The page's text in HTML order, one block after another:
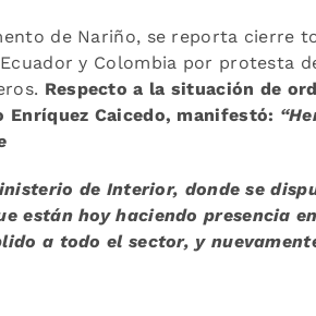
de Nariño, se reporta cierre
y Colombia por protesta
Respecto a la situación de
Enríquez Caicedo, manifestó:
de Interior, donde se
están hoy haciendo presencia
a todo el sector, y